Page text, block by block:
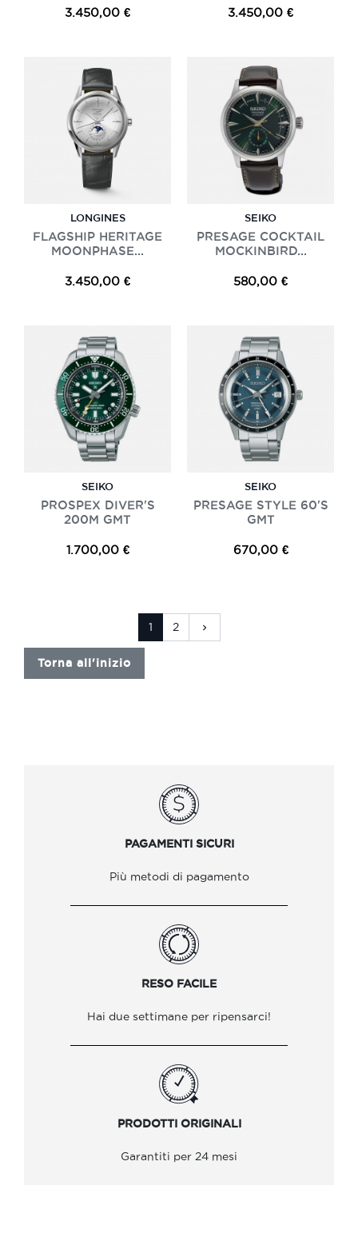
3.450,00 € 3.450,00 €
LONGINES
FLAGSHIP HERITAGE
MOONPHASE...
3.450,00 €
SEIKO
PRESAGE COCKTAIL
MOCKINBIRD...
580,00 €
SEIKO
PROSPEX DIVER'S
200M GMT
1.700,00 €
SEIKO
PRESAGE STYLE 60'S
GMT
670,00 €
1 2 keyboard_arrow_right
Torna all'inizio
PAGAMENTI SICURI
Più metodi di pagamento
RESO FACILE
Hai due settimane per ripensarci!
PRODOTTI ORIGINALI
Garantiti per 24 mesi